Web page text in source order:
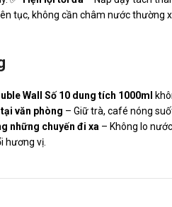
tục, không cần châm nước thường
Wall Số 10 dung tích 1000ml
tại văn phòng – Giữ trà, café nóng
những chuyến đi xa – Không lo
hương vị.